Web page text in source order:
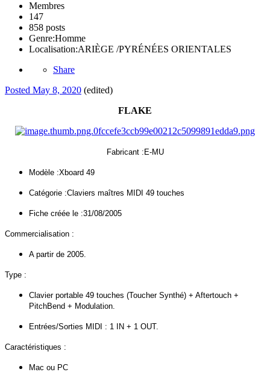
Membres
147
858 posts
Genre:Homme
Localisation:ARIÈGE /PYRÉNÉES ORIENTALES
Share
Posted May 8, 2020 (edited)
FLAKE
Fabricant :E-MU
Modèle :Xboard 49
Catégorie :Claviers maîtres MIDI 49 touches
Fiche créée le :31/08/2005
Commercialisation :
A partir de 2005.
Type :
Clavier portable 49 touches (Toucher Synthé) + Aftertouch +
PitchBend + Modulation.
Entrées/Sorties MIDI : 1 IN + 1 OUT.
Caractéristiques :
Mac ou PC